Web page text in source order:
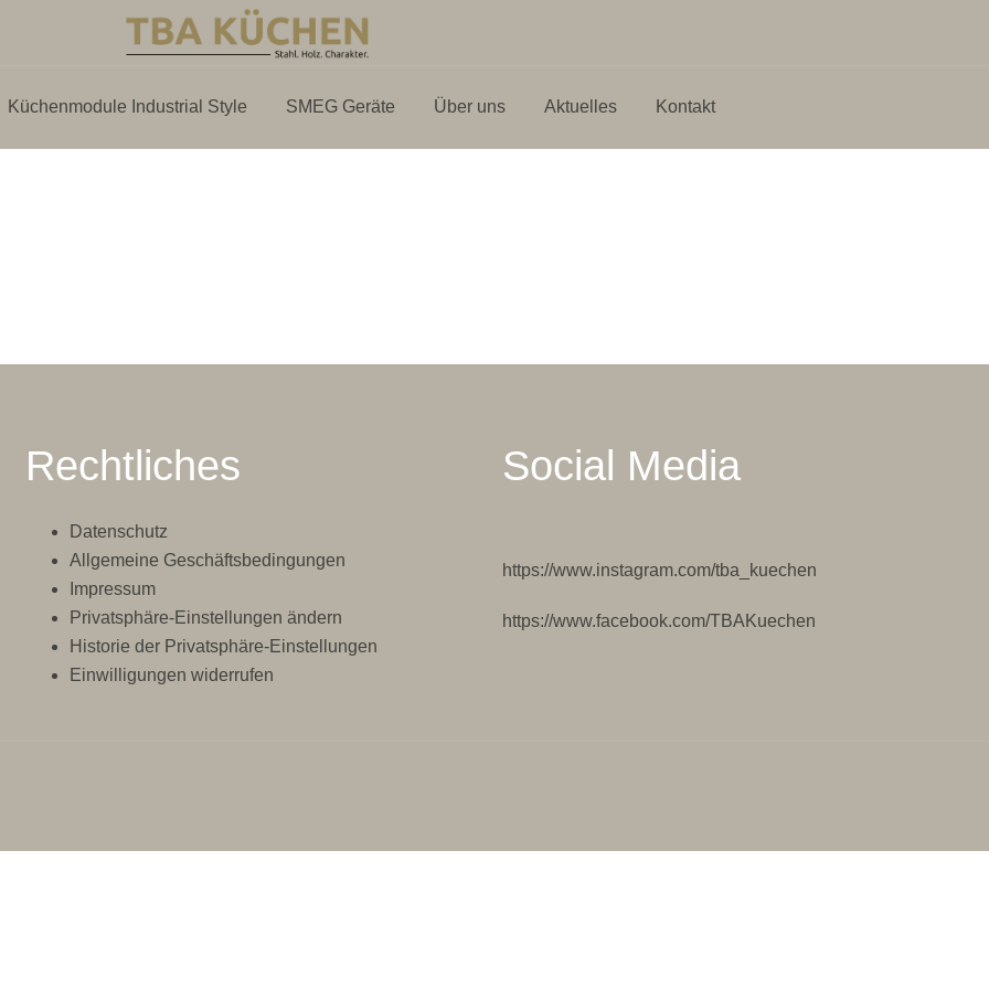
Küchenmodule Industrial Style SMEG Geräte Über uns Aktuelles Kontakt
Rechtliches
Datenschutz
Allgemeine Geschäftsbedingungen
Impressum
Privatsphäre-Einstellungen ändern
Historie der Privatsphäre-Einstellungen
Einwilligungen widerrufen
Social Media
https://www.instagram.com/tba_kuechen
https://www.facebook.com/TBAKuechen